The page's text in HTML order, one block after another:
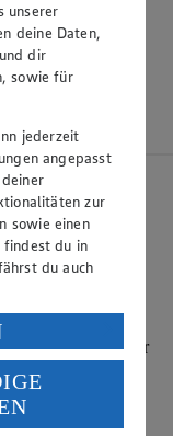
Schale abreiben.
Zucker der
Zitronenschale
mit einem
einem glatten
und mit
unserer
deine Daten,
dir
sowie für
jederzeit
angepasst
zur
sowie einen
findest du in
du auch
Daten in den
du im Sinne
dass deine
EuGH sieht